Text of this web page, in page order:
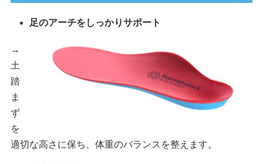
足のアーチをしっかりサポート
→
土
踏
ま
ず
を
適切な高さに保ち、体重のバランスを整えます。